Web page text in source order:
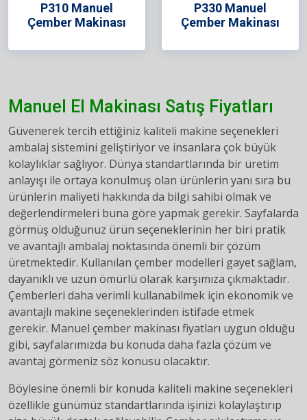
P310 Manuel
Çember Makinası
P330 Manuel
Çember Makinası
Manuel El Makinası Satış Fiyatları
Güvenerek tercih ettiğiniz kaliteli makine seçenekleri
ambalaj sistemini geliştiriyor ve insanlara çok büyük
kolaylıklar sağlıyor. Dünya standartlarında bir üretim
anlayışı ile ortaya konulmuş olan ürünlerin yanı sıra bu
ürünlerin maliyeti hakkında da bilgi sahibi olmak ve
değerlendirmeleri buna göre yapmak gerekir. Sayfalarda
görmüş olduğunuz ürün seçeneklerinin her biri pratik
ve avantajlı ambalaj noktasında önemli bir çözüm
üretmektedir. Kullanılan çember modelleri gayet sağlam,
dayanıklı ve uzun ömürlü olarak karşımıza çıkmaktadır.
Çemberleri daha verimli kullanabilmek için ekonomik ve
avantajlı makine seçeneklerinden istifade etmek
gerekir. Manuel çember makinası fiyatları uygun olduğu
gibi, sayfalarımızda bu konuda daha fazla çözüm ve
avantaj görmeniz söz konusu olacaktır.
Böylesine önemli bir konuda kaliteli makine seçenekleri
özellikle günümüz standartlarında işinizi kolaylaştırıp